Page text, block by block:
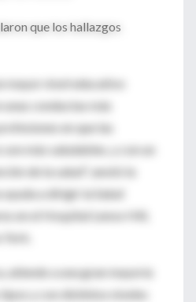
que los hallazgos
mayor nivel educativo
conductas más
en que las
más saludables, y con un
de la salud", anotó la
ayuda a dirigir la Salud
en el Hospital Lenox Hill,
atiendo a una gran mayoría
y con distintos niveles